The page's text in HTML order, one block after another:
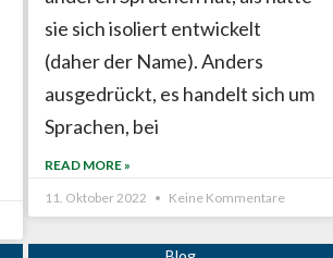
sie sich isoliert entwickelt
(daher der Name). Anders
ausgedrückt, es handelt sich um
Sprachen, bei
READ MORE »
11. Oktober 2022
Keine Kommentare